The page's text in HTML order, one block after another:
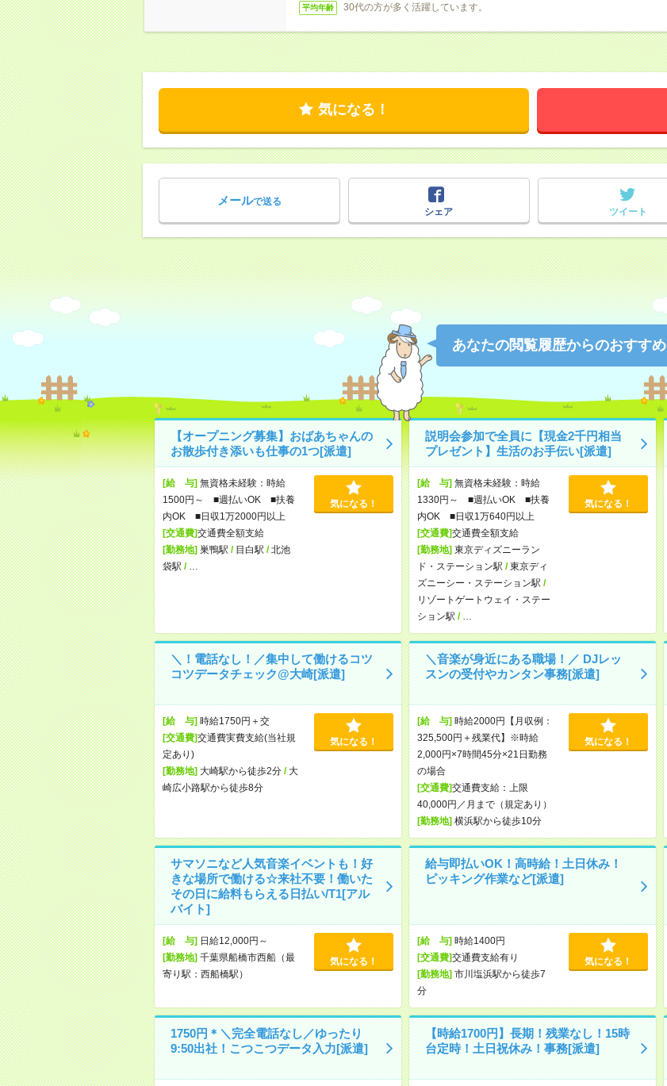
平均年齢 30代の方が多く活躍しています。
気になる！
メールで送る
シェア
ツイート
あなたの閲覧履歴からのおすすめ
【オープニング募集】おばあちゃんの
お散歩付き添いも仕事の1つ[派遣]
[給 与]無資格未経験：時給
1500円～ ■週払いOK ■扶養
内OK ■日収1万2000円以上
[交通費]交通費全額支給
[勤務地]巣鴨駅 / 目白駅 /北池
袋駅 /
気になる！
説明会参加で全員に【現金2千円相当
プレゼント】生活のお手伝い[派遣]
[給 与]無資格未経験：時給
1330円～ ■週払いOK ■扶養
内OK ■日収1万640円以上
[交通費]交通費全額支給
[勤務地]東京ディズニーラン
ド・ステーション駅 /東京ディ
ズニーシー・ステーション駅 /
リゾートゲートウェイ・ステー
ション駅 /
気になる！
＼！電話なし！／集中して働けるコツ
コツデータチェック@大崎[派遣]
[給 与]時給1750円＋交
[交通費]交通費実費支給(当社規
定あり)
[勤務地]大崎駅から徒歩2分/ 大
崎広小路駅から徒歩8分
気になる！
＼音楽が身近にある職場！／ DJレッ
スンの受付やカンタン事務[派遣]
[給 与]時給2000円【月収例：
325,500円＋残業代】※時給
2,000円×7時間45分×21日勤務
の場合
[交通費]交通費支給：上限
40,000円／月まで（規定あり）
[勤務地]横浜駅から徒歩10分
気になる！
サマソニなど人気音楽イベントも！好
きな場所で働ける☆来社不要！働いた
その日に給料もらえる日払い/T1[アル
バイト]
[給 与]日給12,000円～
[勤務地]千葉県船橋市西船（最
寄り駅：西船橋駅）
気になる！
給与即払いOK！高時給！土日休み！
ピッキング作業など[派遣]
[給 与]時給1400円
[交通費]交通費支給有り
[勤務地]市川塩浜駅から徒歩7
分
気になる！
1750円＊＼完全電話なし／ゆったり
9:50出社！こつこつデータ入力[派遣]
【時給1700円】長期！残業なし！15時
台定時！土日祝休み！事務[派遣]